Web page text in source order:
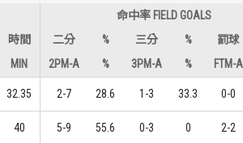
7
臺灣師大
14
2
臺灣師大
4
命中率 FIELD GOALS
時間 二分 % 三分 %
罰球
MIN 2PM-A % 3PM-A % FTM-A
32.35 2-7 28.6 1-3 33.3 0-0
40 5-9 55.6 0-3 0 2-2